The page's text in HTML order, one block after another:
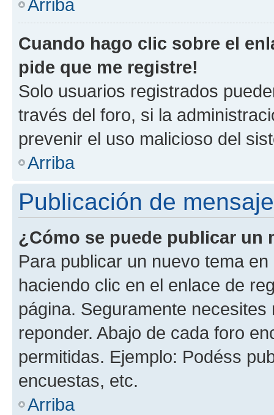
Arriba
Cuando hago clic sobre el
pide que me registre!
Solo usuarios registrados
través del foro, si la
prevenir el uso malicioso del
Arriba
Publicación de
¿Cómo se puede publicar un
Para publicar un nuevo tema
haciendo clic en el enlace de
página. Seguramente
reponder. Abajo de cada foro
permitidas. Ejemplo: Podéss
encuestas, etc.
Arriba